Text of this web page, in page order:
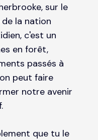
sur le
la nation
c'est un
en forêt,
passés à
peut faire
notre avenir
que tu le